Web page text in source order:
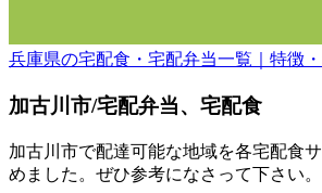
兵庫県の宅配食・宅配弁当一覧｜特徴
加古川市/宅配弁当、宅配食
加古川市で配達可能な地域を各宅配食
めました。ぜひ参考になさって下さい。